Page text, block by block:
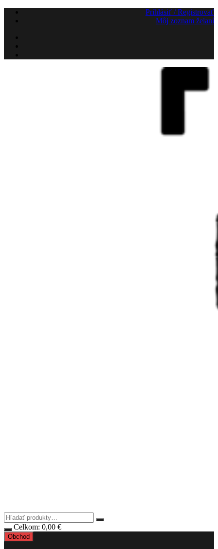
Preskočiť
Prihlásiť / Registrovať
Môj zoznam želaní
Celkom: 0,00 €
Obchod